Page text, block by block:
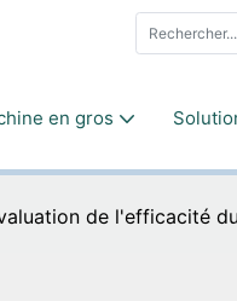
en gros
de l'efficacité